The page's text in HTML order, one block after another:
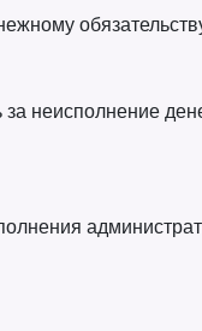
за неисполнение